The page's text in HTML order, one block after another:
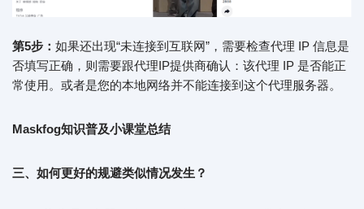
第5步： 如果还出现“未连接到互联网”，需要检查代理 IP 信息是
否填写正确，则需要跟代理IP提供商确认：该代理 IP 是否能正
常使用。或者是您的本地网络并不能连接到这个代理服务器。
Maskfog知识普及小课堂总结
三、如何更好的规避类似情况发生？